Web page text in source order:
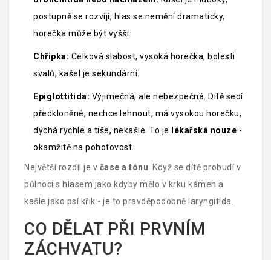
postupně se rozvíjí, hlas se nemění dramaticky,
horečka může být vyšší.
Chřipka: Celková slabost, vysoká horečka, bolesti
svalů, kašel je sekundární.
Epiglottitida: Výjimečná, ale nebezpečná. Dítě sedí
předkloněné, nechce lehnout, má vysokou horečku,
dýchá rychle a tiše, nekašle. To je
lékařská nouze -
okamžitě na pohotovost.
Největší rozdíl je v čase a tónu. Když se dítě probudí v
půlnoci s hlasem jako kdyby mělo v krku kámen a
kašle jako psí křik - je to pravděpodobně laryngitida.
CO DĚLAT PŘI PRVNÍM
ZÁCHVATU?